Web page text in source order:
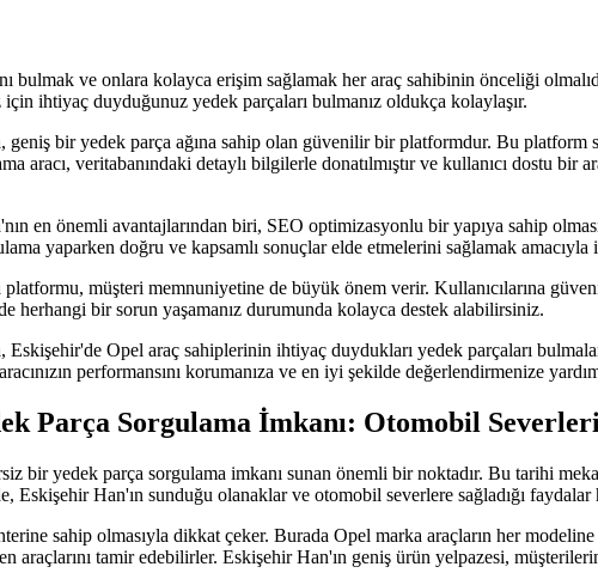
bulmak ve onlara kolayca erişim sağlamak her araç sahibinin önceliği
ihtiyaç duyduğunuz yedek parçaları bulmanız oldukça kolaylaşır.
bir yedek parça ağına sahip olan güvenilir bir platformdur. Bu platform
aracı, veritabanındaki detaylı bilgilerle donatılmıştır ve kullanıcı dostu bir
en önemli avantajlarından biri, SEO optimizasyonlu bir yapıya sahip
yaparken doğru ve kapsamlı sonuçlar elde etmelerini sağlamak amacıyla
müşteri memnuniyetine de büyük önem verir. Kullanıcılarına
herhangi bir sorun yaşamanız durumunda kolayca destek alabilirsiniz.
Opel araç sahiplerinin ihtiyaç duydukları yedek parçaları
performansını korumanıza ve en iyi şekilde değerlendirmenize
Parça Sorgulama İmkanı: Otomobil
bir yedek parça sorgulama imkanı sunan önemli bir noktadır. Bu tarihi
Eskişehir Han'ın sunduğu olanaklar ve otomobil severlere sağladığı faydalar
sahip olmasıyla dikkat çeker. Burada Opel marka araçların her
araçlarını tamir edebilirler. Eskişehir Han'ın geniş ürün yelpazesi,